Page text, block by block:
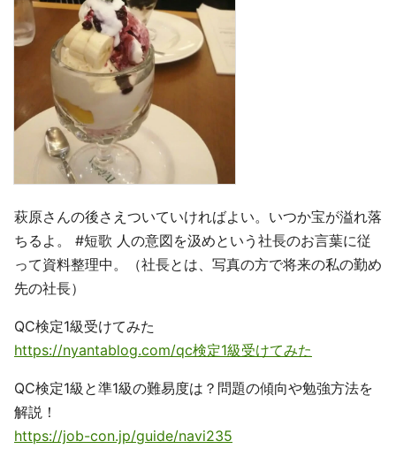
萩原さんの後さえついていければよい。いつか宝が溢れ落
ちるよ。 #短歌 人の意図を汲めという社長のお言葉に従
って資料整理中。（社長とは、写真の方で将来の私の勤め
先の社長）
QC検定1級受けてみた
https://nyantablog.com/qc検定1級受けてみた
QC検定1級と準1級の難易度は？問題の傾向や勉強方法を
解説！
https://job-con.jp/guide/navi235